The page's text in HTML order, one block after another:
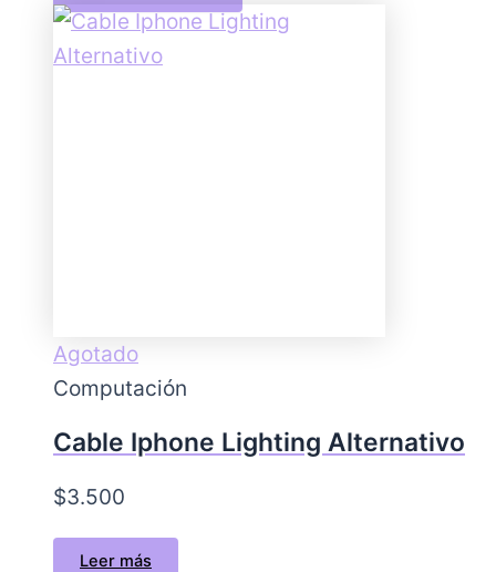
Agotado
Computación
Cable Iphone Lighting Alternativo
$3.500
Leer más